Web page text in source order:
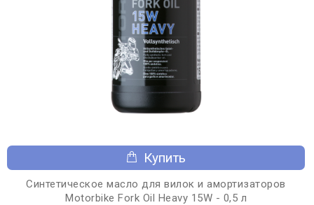
Купить
Синтетическое масло для вилок и амортизаторов
Motorbike Fork Oil Heavy 15W - 0,5 л